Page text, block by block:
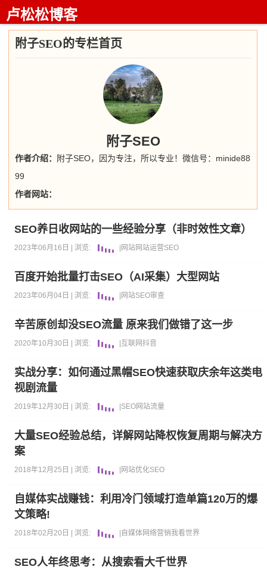
卢松松博客
附子SEO的专栏首页
附子SEO
作者介绍： 附子SEO，因为专注，所以专业！微信号：minide88
99
作者网站：
SEO养日收网站的一些经验分享（非时效性文章）
2023年06月16日 | 浏览: 网站网站运营SEO
百度开始批量打击SEO（AI采集）大型网站
2023年06月04日 | 浏览: 网站SEO审查
辛苦原创却没SEO流量 原来我们做错了这一步
2020年10月30日 | 浏览: 互联网抖音
实战分享：如何通过黑帽SEO快速获取庆余年这类电
视剧流量
2019年12月30日 | 浏览: SEO网站流量
大量SEO经验总结，详解网站降权恢复周期与解决方
案
2018年12月25日 | 浏览: 网站优化SEO
自媒体实战赚钱：利用冷门领域打造单篇120万的爆
文策略!
2018年02月20日 | 浏览: 自媒体网络营销我看世界
SEO人年终思考：从搜索看大千世界